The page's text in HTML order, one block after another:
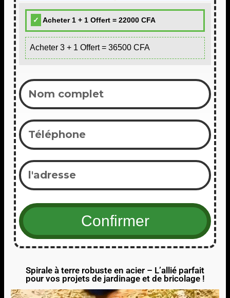
Acheter 1 + 1 Offert = 22000 CFA
Acheter 3 + 1 Offert = 36500 CFA
Spirale à terre robuste en acier – L’allié parfait
pour vos projets de jardinage et de bricolage !